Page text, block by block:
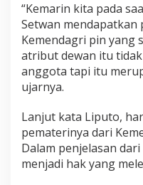
“Kemarin kita pada
Setwan
Kemendagri pin yang
atribut dewan itu
anggota tapi itu
ujarnya.
Lanjut kata Liputo,
pematerinya dari
Dalam penjelasan
menjadi hak yang